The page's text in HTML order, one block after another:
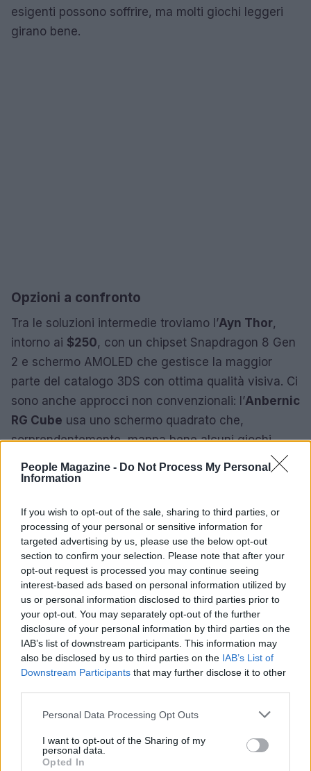
People Magazine - Do Not Process My Personal
Information
If you wish to opt-out of the sale, sharing to third parties, or
processing of your personal or sensitive information for
targeted advertising by us, please use the below opt-out
section to confirm your selection. Please note that after your
opt-out request is processed you may continue seeing
interest-based ads based on personal information utilized by
us or personal information disclosed to third parties prior to
your opt-out. You may separately opt-out of the further
disclosure of your personal information by third parties on the
IAB’s list of downstream participants. This information may
also be disclosed by us to third parties on the IAB’s List of
Downstream Participants that may further disclose it to other
Please note that this website/app uses one or more Google
not limited to your visit or usage behaviour. You may click to
grant or deny consent to Google and its third-party tags to
Personal Data Processing Opt Outs
I want to opt-out of the Sharing of my
personal data.
Opted In
esigenti possono soffrire, ma molti giochi leggeri
girano bene.
Opzioni a confronto
Tra le soluzioni intermedie troviamo l’Ayn Thor,
intorno ai $250, con un chipset Snapdragon 8 Gen
2 e schermo AMOLED che gestisce la maggior
parte del catalogo 3DS con ottima qualità visiva. Ci
sono anche approcci non convenzionali: l’Anbernic
RG Cube usa uno schermo quadrato che,
sorprendentemente, mappa bene alcuni giochi
offre una soluzione
economica sotto i
DS. Queste opzioni mostrano come la scena
hardware abbia trovato risposte diverse al
problema del doppio schermo.
Conclusione
LaNintendo 3DSnon è scomparsa: la sualibreria
resta giocabile, i collezionisti e i giocatori trovano
valore nelle cartucce fisiche e il mercato
dell’emulazione offre alternative credibili per chi
scegliate di tenere la vostra console, cercare
un’unità usata o optare per un dispositivo moderno
pensato per l’emulazione
, oggi esistono percorsi